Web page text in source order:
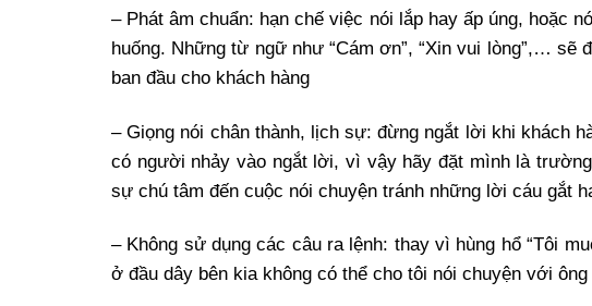
– Phát âm chuẩn: hạn chế việc nói lắp hay ấp úng, hoặc
huống. Những từ ngữ như “Cám ơn”, “Xin vui lòng”,…
ban đầu cho khách hàng
– Giọng nói chân thành, lịch sự: đừng ngắt lời khi khách
có người nhảy vào ngắt lời, vì vậy hãy đặt mình là
sự chú tâm đến cuộc nói chuyện tránh những lời cáu gắt
– Không sử dụng các câu ra lệnh: thay vì hùng hổ “Tôi
ở đầu dây bên kia không có thể cho tôi nói chuyện với ông